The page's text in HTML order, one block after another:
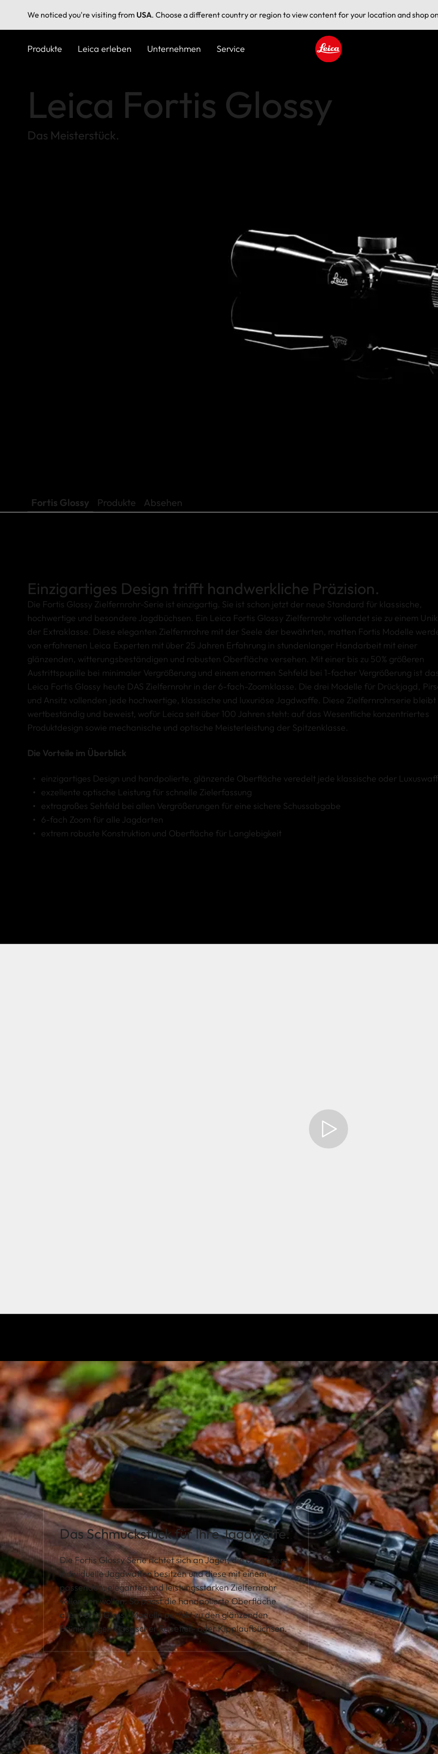
We noticed you're visiting from USA. Choose a different country or region to view content for your location and shop
Produkte Leica erleben Unternehmen Service
Leica Fortis Glossy
Das Meisterstück.
Fortis Glossy Produkte Absehen
Einzigartiges Design trifft handwerkliche Präzision.
Die Fortis Glossy Zielfernrohr-Serie ist einzigartig. Sie ist schon jetzt der neue Standard für klassische,
hochwertige und besondere Jagdbüchsen. Ein Leica Fortis Glossy Zielfernrohr vollendet sie zu einem
der Extraklasse. Diese eleganten Zielfernrohre mit der Seele der bewährten, matten Fortis Modelle
von erfahrenen Leica Experten mit über 25 Jahren Erfahrung in stundenlanger Handarbeit mit einer
glänzenden, witterungsbeständigen und robusten Oberfläche versehen. Mit einer bis zu 50% größeren
Austrittspupille bei minimaler Vergrößerung und einem enormen Sehfeld bei 1-facher Vergrößerung ist
Leica Fortis Glossy heute DAS Zielfernrohr in der 6-fach-Zoomklasse. Die drei Modelle für Drückjagd,
und Ansitz vollenden jede hochwertige, klassische und luxuriöse Jagdwaffe. Diese Zielfernrohrserie bleibt
wertbeständig und beweist, wofür Leica seit über 100 Jahren steht: auf das Wesentliche konzentriertes
Produktdesign sowie mechanische und optische Meisterleistung der Spitzenklasse.
Die Vorteile im Überblick
einzigartiges Design und handpolierte, glänzende Oberfläche veredelt jede klassische oder
exzellente optische Leistung für schnelle Zielerfassung
extragroßes Sehfeld bei allen Vergrößerungen für eine sichere Schussabgabe
6-fach Zoom für alle Jagdarten
extrem robuste Konstruktion und Oberfläche für Langlebigkeit
Das Schmuckstück für Ihre Jagdwaffe.
Die Fortis Glossy Serie richtet sich an Jäger, die besondere,
individuelle Jagdwaffen besitzen und diese mit einem
passenden, eleganten und leistungsstarken Zielfernrohr
vollenden wollen. So passt die handpolierte Oberfläche
aller Fortis Glossy Modelle perfekt zu den glänzenden
Brünierungen klassischer Repetier- oder Kipplaufbüchsen.